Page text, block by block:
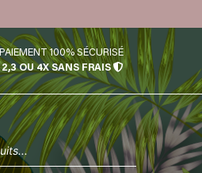
PAIEMENT 100% SÉCURISÉ
2,3 OU 4X SANS FRAIS